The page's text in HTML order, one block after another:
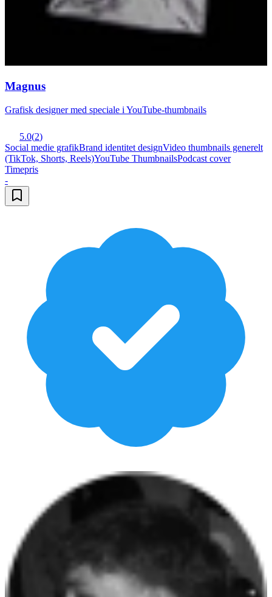
Magnus
Grafisk designer med speciale i YouTube-thumbnails
5.0(2)
Social medie grafikBrand identitet designVideo thumbnails generelt
(TikTok, Shorts, Reels)YouTube ThumbnailsPodcast cover
Timepris
-